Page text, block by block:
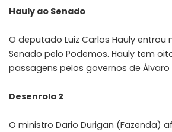
Hauly ao Senado
O deputado Luiz Carlos Hauly entrou
Senado pelo Podemos. Hauly tem
passagens pelos governos de Álvaro
Desenrola 2
O ministro Dario Durigan (Fazenda)